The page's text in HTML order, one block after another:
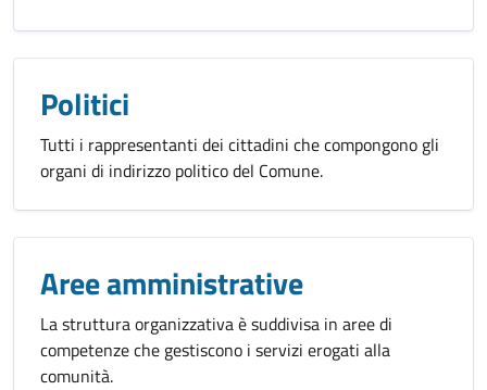
Politici
Tutti i rappresentanti dei cittadini che compongono gli
organi di indirizzo politico del Comune.
Aree amministrative
La struttura organizzativa è suddivisa in aree di
competenze che gestiscono i servizi erogati alla
comunità.